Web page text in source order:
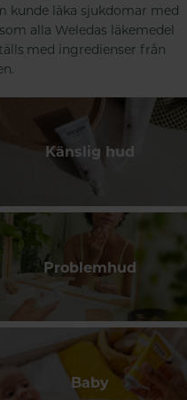
kunde läka sjukdomar med
alla Weledas läkemedel
med ingredienser från
Känslig hud
Problemhud
Baby